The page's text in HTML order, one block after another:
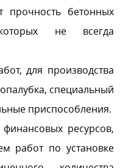
прочность бетонных
не всегда
для производства
специальный
приспособления.
ресурсов,
работ по установке